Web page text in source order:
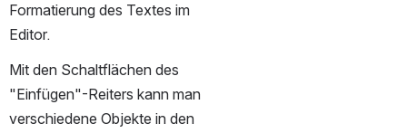
Formatierung des Textes im
Editor.
Mit den Schaltflächen des
"Einfügen"-Reiters kann man
verschiedene Objekte in den